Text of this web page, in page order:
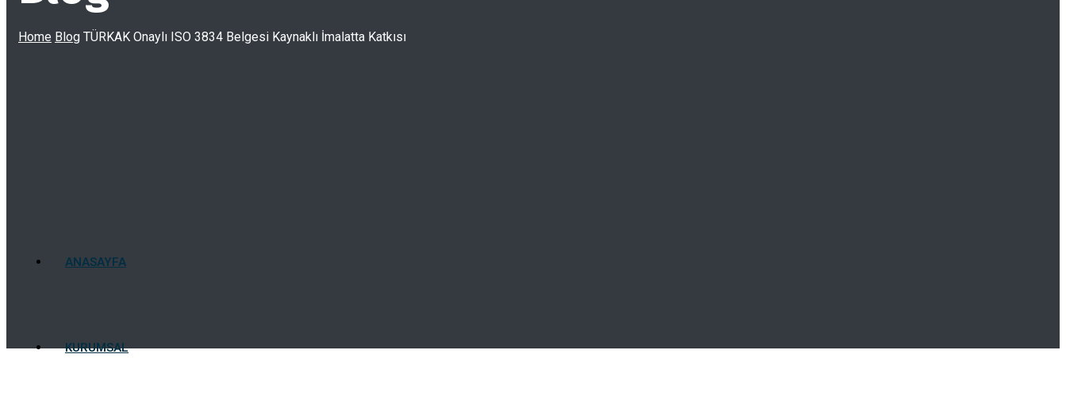
ANASAYFA
KURUMSAL
Home Blog TÜRKAK Onaylı ISO 3834 Belgesi Kaynaklı İmalatta Katkısı